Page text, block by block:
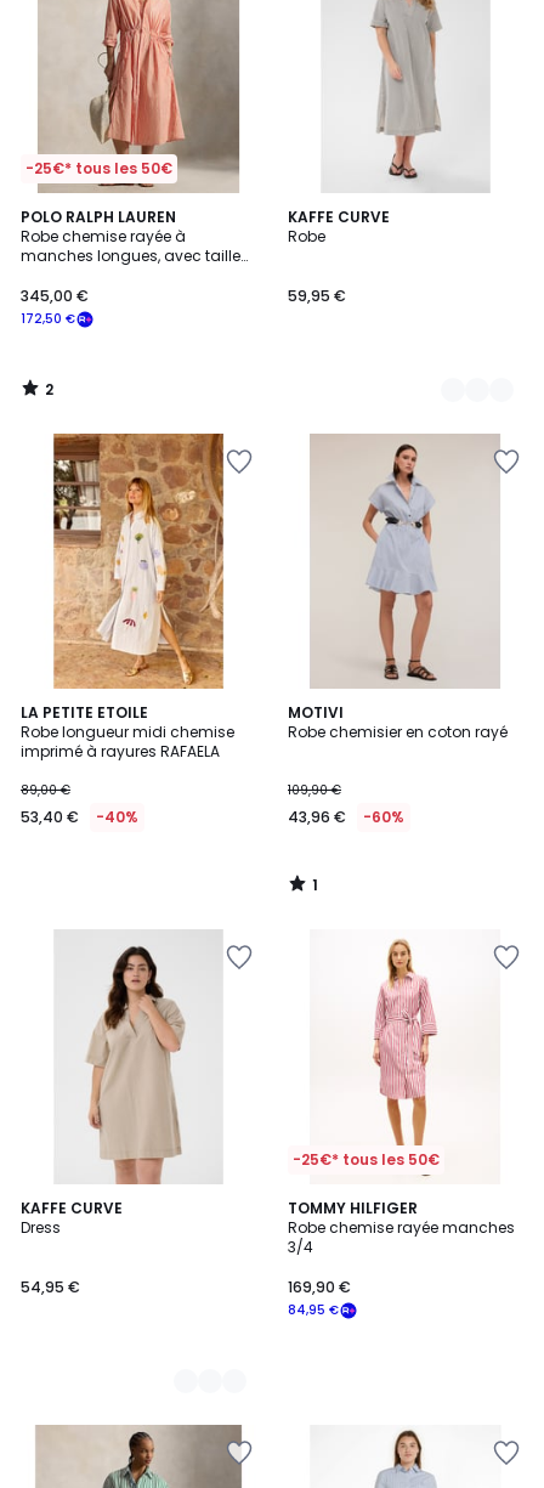
-25€* tous les 50€
POLO RALPH LAUREN
Robe chemise rayée à
manches longues, avec taille
172,50 €
345,00 €
2
/
5
2
/
KAFFE CURVE
Robe
59,95 €
2
Couleurs
LA PETITE ETOILE
Robe longueur midi chemise
imprimé à rayures RAFAELA
89,00 €
53,40 € -40%
MOTIVI
Robe chemisier en coton rayé
109,90 €
43,96 € -60%
1
/
1
/
KAFFE CURVE
Dress
54,95 €
2
Couleurs
-25€* tous les 50€
TOMMY HILFIGER
Robe chemise rayée manches
3/4
84,95 €
169,90 €